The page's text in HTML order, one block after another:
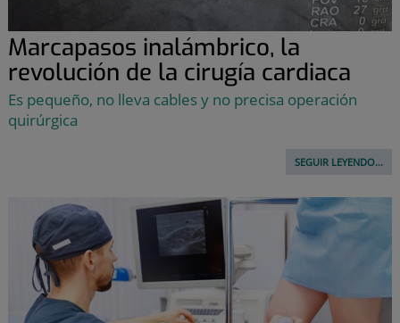
Marcapasos inalámbrico, la
revolución de la cirugía cardiaca
Es pequeño, no lleva cables y no precisa operación
quirúrgica
SEGUIR LEYENDO...